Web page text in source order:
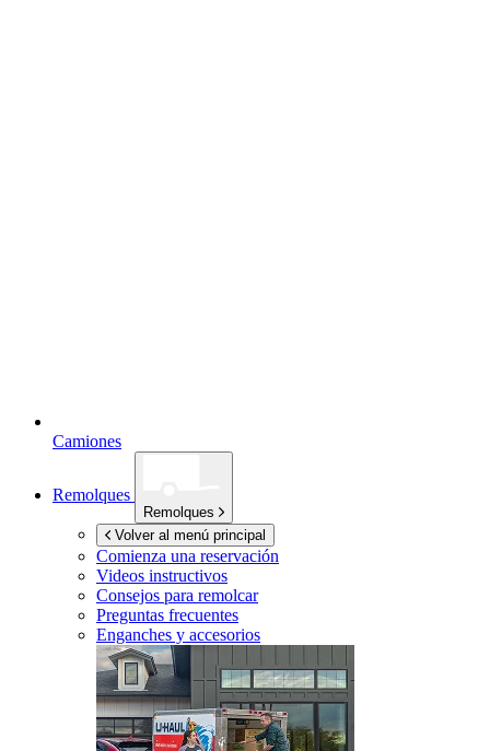
Camiones
Remolques
Remolques
Volver al menú principal
Comienza una reservación
Videos instructivos
Consejos para remolcar
Preguntas frecuentes
Enganches y accesorios